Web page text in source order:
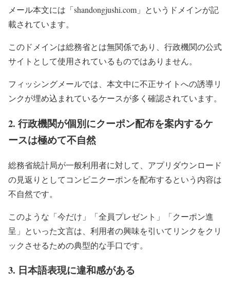
メール本文には「shandongjushi.com」というドメインが記
載されています。
このドメインは総務省とは無関係であり、行政機関の公式
サイトとして使用されているものではありません。
フィッシングメールでは、本文中に不正サイトへの誘導リ
ンクが埋め込まれているケースが多く確認されています。
2. 行政機関が個別にクーポン配布を案内するケ
ースは極めて不自然
総務省統計局が一般利用者に対して、アプリダウンロード
の見返りとしてコンビニクーポンを配布するという内容は
不自然です。
このような「今だけ」「全員プレゼント」「クーポン進
呈」といった文言は、利用者の興味を引いてリンクをクリ
ックさせるための典型的な手口です。
3. 日本語表現に違和感がある